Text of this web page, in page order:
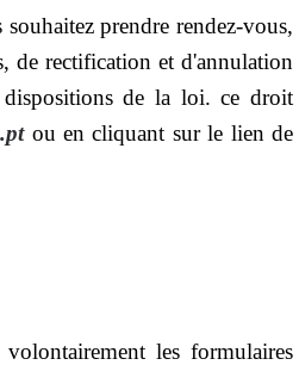
prendre rendez-vous,
de rectification et d'annulation
dispositions de la loi. ce droit
ou en cliquant sur le lien de
les formulaires